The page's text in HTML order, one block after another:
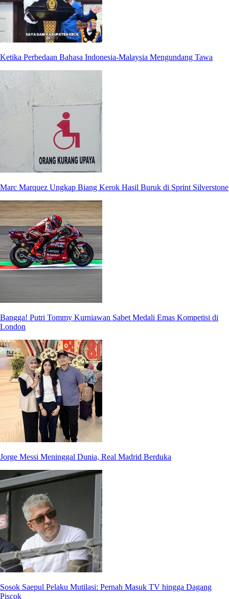
Ketika Perbedaan Bahasa Indonesia-Malaysia Mengundang Tawa
Marc Marquez Ungkap Biang Kerok Hasil Buruk di Sprint Silverstone
Bangga! Putri Tommy Kurniawan Sabet Medali Emas Kompetisi di
London
Jorge Messi Meninggal Dunia, Real Madrid Berduka
Sosok Saepul Pelaku Mutilasi: Pernah Masuk TV hingga Dagang
Piscok